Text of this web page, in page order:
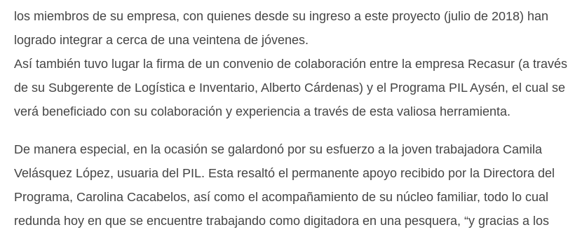
los miembros de su empresa, con quienes desde su ingreso a este proyecto (julio de 2018) han
logrado integrar a cerca de una veintena de jóvenes.
Así también tuvo lugar la firma de un convenio de colaboración entre la empresa Recasur (a través
de su Subgerente de Logística e Inventario, Alberto Cárdenas) y el Programa PIL Aysén, el cual se
verá beneficiado con su colaboración y experiencia a través de esta valiosa herramienta.
De manera especial, en la ocasión se galardonó por su esfuerzo a la joven trabajadora Camila
Velásquez López, usuaria del PIL. Esta resaltó el permanente apoyo recibido por la Directora del
Programa, Carolina Cacabelos, así como el acompañamiento de su núcleo familiar, todo lo cual
redunda hoy en que se encuentre trabajando como digitadora en una pesquera, “y gracias a los